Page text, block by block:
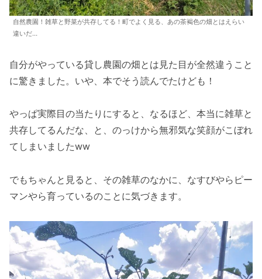
自然農園！雑草と野菜が共存してる！町でよく見る、あの茶褐色の畑とはえらい
違いだ…
自分がやっている貸し農園の畑とは見た目が全然違うこと
に驚きました。いや、本でそう読んでたけども！
やっぱ実際目の当たりにすると、なるほど、本当に雑草と
共存してるんだな、と、のっけから無邪気な笑顔がこぼれ
てしまいましたww
でもちゃんと見ると、その雑草のなかに、なすびやらピー
マンやら育っているのことに気づきます。